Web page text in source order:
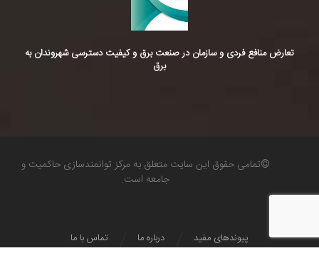
تعارض منافع فردی و سازمان در صنعت برق و کیفیت دسترسی شهروندان به
برق
©تمامی حقوق این سایت متعلق به مرکز توانمندسازی حاکمیت و
جامعه است.
تماس با ما درباره ما پیوندهای مفید